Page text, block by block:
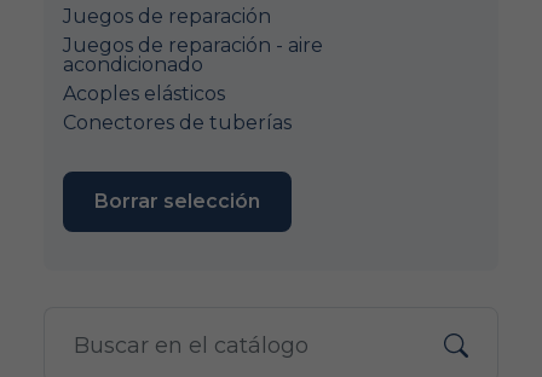
Juegos de reparación
Juegos de reparación - aire
acondicionado
Acoples elásticos
Conectores de tuberías
Borrar selección